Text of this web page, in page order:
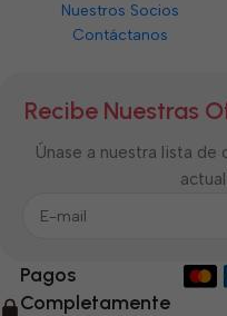
Nuestros Socios
Contáctanos
Recibe Nuestras
Únase a nuestra lista de
Pagos
Completamente